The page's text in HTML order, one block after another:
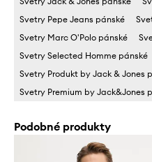
Svetry Pepe Jeans pánské
Svetry Marc O'Polo pánské
Svetry Selected Homme pánské
Svetry Produkt by Jack & Jones
Svetry Premium by Jack&Jones
Podobné produkty